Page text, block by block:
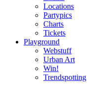
Locations
Partypics
Charts
Tickets
Playground
Webstuff
Urban Art
Win!
Trendspotting